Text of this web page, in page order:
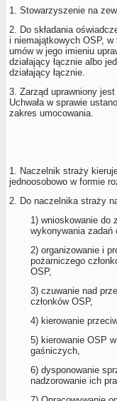
1. Stowarzyszenie na
2. Do składania
i niemajątkowych OSP,
umów w jego imieniu
działający łącznie albo
działający łącznie.
3. Zarząd uprawniony
Uchwała w sprawie
zakres umocowania.
1. Naczelnik straży
jednoosobowo w formie
2. Do naczelnika straży
1) wnioskowanie do
wykonywania zadań
2) organizowanie i
pożarniczego
OSP,
3) czuwanie nad
członków OSP,
4) kierowanie
5) kierowanie OSP
gaśniczych,
6) dysponowanie
nadzorowanie ich